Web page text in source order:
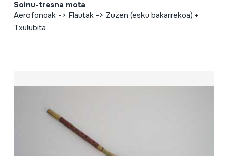
Soinu-tresna mota
Aerofonoak -> Flautak -> Zuzen (esku bakarrekoa) +
Txulubita